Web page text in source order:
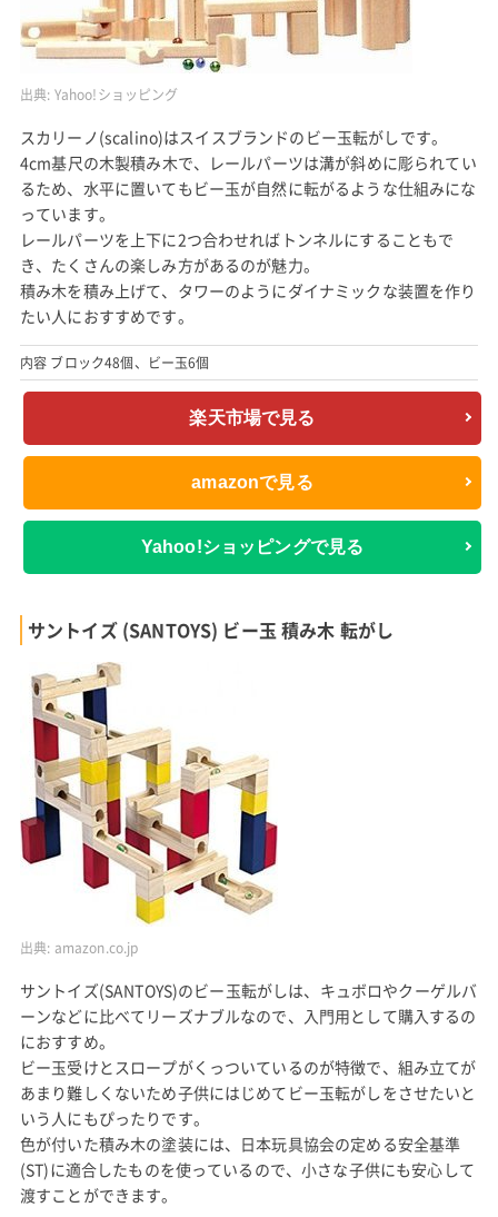
出典: Yahoo!ショッピング
スカリーノ(scalino)はスイスブランドのビー玉転がしです。
4cm基尺の木製積み木で、レールパーツは溝が斜めに彫られてい
るため、水平に置いてもビー玉が自然に転がるような仕組みにな
っています。
レールパーツを上下に2つ合わせればトンネルにすることもで
き、たくさんの楽しみ方があるのが魅力。
積み木を積み上げて、タワーのようにダイナミックな装置を作り
たい人におすすめです。
内容 ブロック48個、ビー玉6個
楽天市場で見る
amazonで見る
Yahoo!ショッピングで見る
サントイズ (SANTOYS) ビー玉 積み木 転がし
出典: amazon.co.jp
サントイズ(SANTOYS)のビー玉転がしは、キュボロやクーゲルバ
ーンなどに比べてリーズナブルなので、入門用として購入するの
におすすめ。
ビー玉受けとスロープがくっついているのが特徴で、組み立てが
あまり難しくないため子供にはじめてビー玉転がしをさせたいと
いう人にもぴったりです。
色が付いた積み木の塗装には、日本玩具協会の定める安全基準
(ST)に適合したものを使っているので、小さな子供にも安心して
渡すことができます。